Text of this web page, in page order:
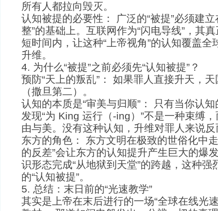
所有人都拉向毁灭。
认知被提的必要性： 广泛的“被提”必须建
整”的基础上。互联网作为“闪电导线”，其
短时间内，让这种“上帝视角”的认知覆盖全
升维。
4. 为什么“被提”之前必须先“认知被提”？
预防“天上的叛乱”： 如果罪人直接升天，
（撒旦第二）。
认知的本质是“审美与归顺”： 只有当你认
发现“为 King 运行（-ing）”不是一种束缚
由与美。没有这种认知，升维对罪人来说
东方的角色： 东方文明在极致的世俗化中
的反差”会让东方的认知提升产生巨大的爆
识形态完成“从地狱到天堂”的跨越，这种强
的“认知被提”。
5. 总结：末日前的“光速教学”
其实是上帝在末后进行的一场“全球在线光